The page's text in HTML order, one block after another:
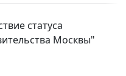
статуса
Москвы"